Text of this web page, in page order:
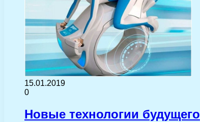
15.01.2019
0
Новые технологии будущего